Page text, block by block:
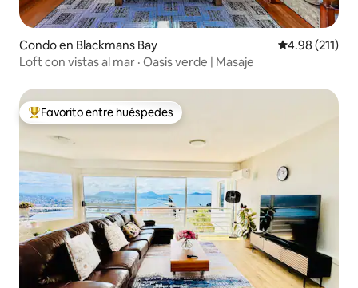
Condo en Blackmans Bay Calificación
4.98 (211)
Loft con vistas al mar · Oasis verde | Masaje
Favorito entre huéspedes preferido
Favorito entre huéspedes